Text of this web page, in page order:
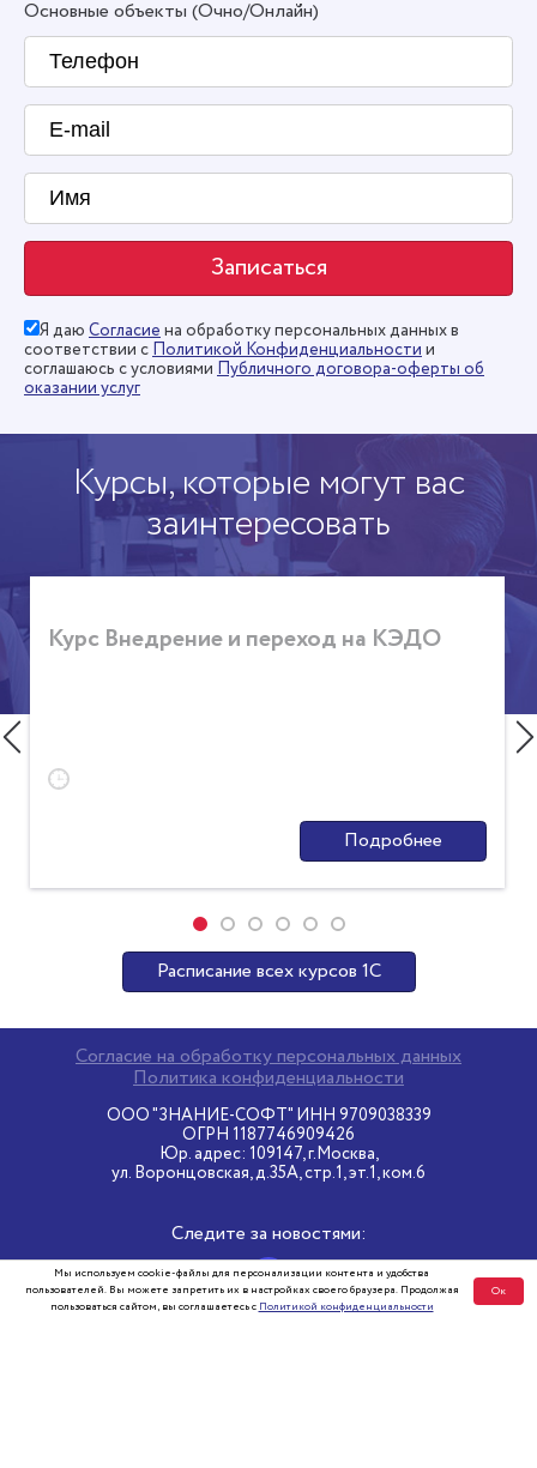
Основные объекты (Очно/Онлайн)
Я даю Согласиена обработку персональных данных в
соответствии сПолитикой Конфиденциальностии
соглашаюсь с условиями Публичного договора-оферты об
оказании услуг
Курсы, которые могут вас
заинтересовать
Курс Внедрение и переход на КЭДО
Подробнее
Расписание всех курсов 1С
Согласие на обработку персональных данных
Политика конфиденциальности
ООО "ЗНАНИЕ-СОФТ" ИНН 9709038339
ОГРН 1187746909426
Юр. адрес: 109147, г.Москва,
ул. Воронцовская, д.35А, стр.1, эт.1, ком.6
Разработка - «StudioBit»
Следите за новостями:
Мы используем cookie-файлы для персонализации контента и удобства
пользователей. Вы можете запретить их в настройках своего браузера. Продолжая
пользоваться сайтом, вы соглашаетесь с Политикой конфиденциальности
Ок